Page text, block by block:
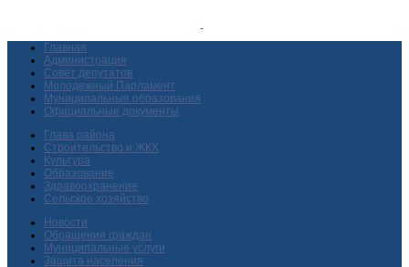
Главная
Администрация
Совет депутатов
Молодежный Парламент
Муниципальные образования
Официальные документы
Глава района
Строительство и ЖКХ
Культура
Образование
Здравоохранение
Сельское хозяйство
Новости
Обращения граждан
Муниципальные услуги
Защита населения